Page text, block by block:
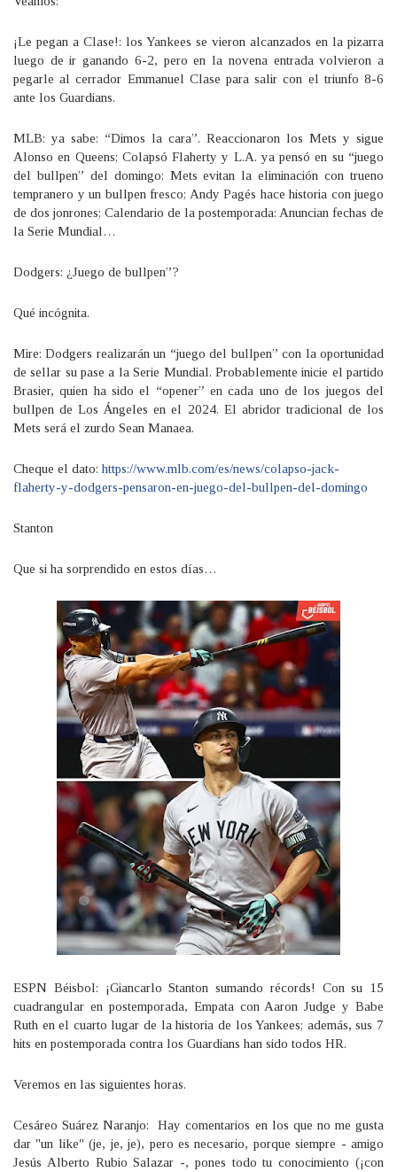
¡Le pegan a Clase!: los Yankees se vieron alcanzados en la pizarra
luego de ir ganando 6-2, pero en la novena entrada volvieron a
pegarle al cerrador Emmanuel Clase para salir con el triunfo 8-6
ante los Guardians.
MLB: ya sabe: “Dimos la cara”. Reaccionaron los Mets y sigue
Alonso en Queens; Colapsó Flaherty y L.A. ya pensó en su “juego
del bullpen” del domingo; Mets evitan la eliminación con trueno
tempranero y un bullpen fresco; Andy Pagés hace historia con juego
de dos jonrones; Calendario de la postemporada: Anuncian fechas de
la Serie Mundial…
Dodgers: ¿Juego de bullpen”?
Qué incógnita.
Mire: Dodgers realizarán un “juego del bullpen” con la oportunidad
de sellar su pase a la Serie Mundial. Probablemente inicie el partido
Brasier, quien ha sido el “opener” en cada uno de los juegos del
bullpen de Los Ángeles en el 2024. El abridor tradicional de los
Mets será el zurdo Sean Manaea.
Cheque el dato: https://www.mlb.com/es/news/colapso-jack-
flaherty-y-dodgers-pensaron-en-juego-del-bullpen-del-domingo
Stanton
Que si ha sorprendido en estos días…
ESPN Béisbol: ¡Giancarlo Stanton sumando récords! Con su 15
cuadrangular en postemporada, Empata con Aaron Judge y Babe
Ruth en el cuarto lugar de la historia de los Yankees; además, sus 7
hits en postemporada contra los Guardians han sido todos HR.
Veremos en las siguientes horas.
Cesáreo Suárez Naranjo: Hay comentarios en los que no me gusta
dar "un like" (je, je, je), pero es necesario, porque siempre - amigo
Jesús Alberto Rubio Salazar -, pones todo tu conocimiento (¡con